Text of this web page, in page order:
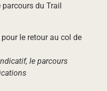
du Trail
le retour au col de
le parcours